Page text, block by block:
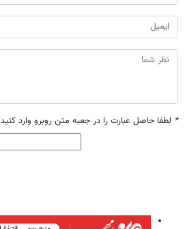
* لطفا حاصل عبارت را در جعبه متن روبرو وارد کنید